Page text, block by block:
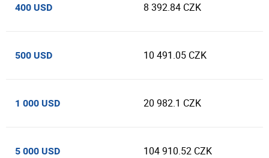
400 USD 8 392.84 CZK
500 USD 10 491.05 CZK
1 000 USD 20 982.1 CZK
5 000 USD 104 910.52 CZK